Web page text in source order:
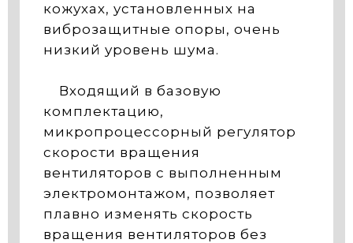
кожухах, установленных на
виброзащитные опоры, очень
низкий уровень шума.
Входящий в базовую
комплектацию,
микропроцессорный регулятор
скорости вращения
вентиляторов с выполненным
электромонтажом, позволяет
плавно изменять скорость
вращения вентиляторов без